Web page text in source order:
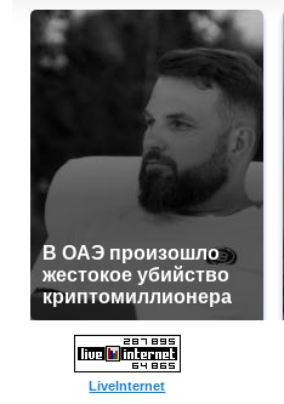
В ОАЭ произошло
жестокое убийство
криптомиллионера
LiveInternet